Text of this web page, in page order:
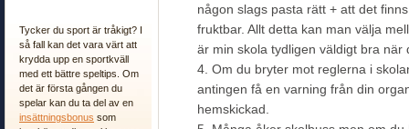
Tycker du sport är tråkigt? I
så fall kan det vara värt att
krydda upp en sportkväll
med ett bättre speltips. Om
det är första gången du
spelar kan du ta del av en
insättningsbonus som
någon slags pasta rätt + att det
fruktbar. Allt detta kan man välja
är min skola tydligen väldigt bra när
4. Om du bryter mot reglerna i
antingen få en varning från din
hemskickad.